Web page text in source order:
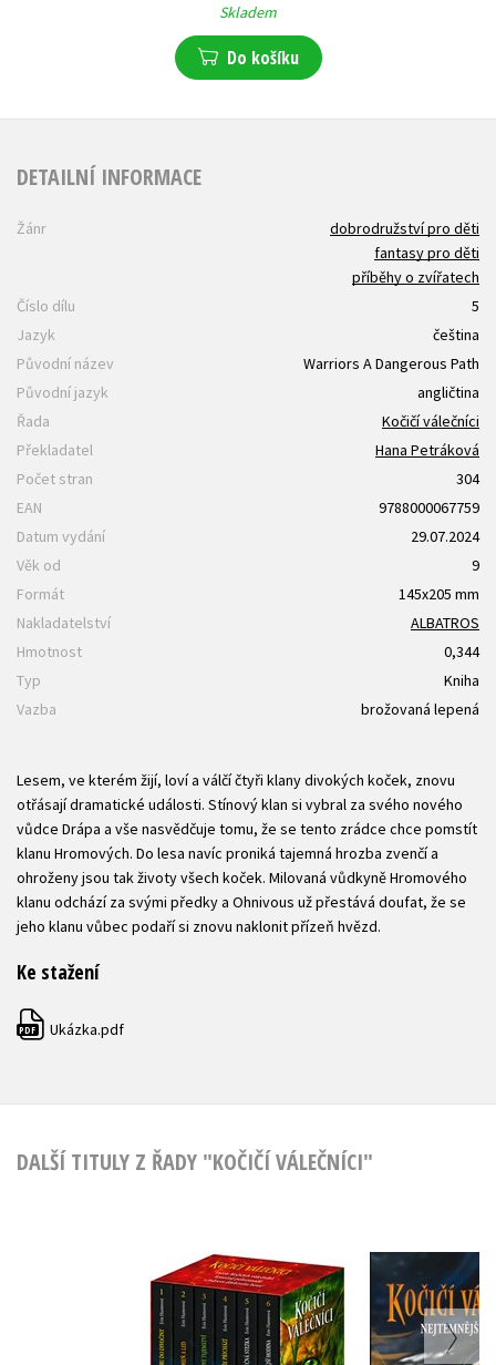
Skladem
Do košíku
DETAILNÍ INFORMACE
Žánr
dobrodružství pro děti
fantasy pro děti
příběhy o zvířatech
Číslo dílu
5
Jazyk
čeština
Původní název
Warriors A Dangerous Path
Původní jazyk
angličtina
Řada
Kočičí válečníci
Překladatel
Hana Petráková
Počet stran
304
EAN
9788000067759
Datum vydání
29.07.2024
Věk od
9
Formát
145x205 mm
Nakladatelství
ALBATROS
Hmotnost
0,344
Typ
Kniha
Vazba
brožovaná lepená
Lesem, ve kterém žijí, loví a válčí čtyři klany divokých koček, znovu
otřásají dramatické události. Stínový klan si vybral za svého nového
vůdce Drápa a vše nasvědčuje tomu, že se tento zrádce chce pomstít
klanu Hromových. Do lesa navíc proniká tajemná hrozba zvenčí a
ohroženy jsou tak životy všech koček. Milovaná vůdkyně Hromového
klanu odchází za svými předky a Ohnivous už přestává doufat, že se
jeho klanu vůbec podaří si znovu naklonit přízeň hvězd.
Ke stažení
PDF Ukázka.pdf
DALŠÍ TITULY Z ŘADY "KOČIČÍ VÁLEČNÍCI"
Kočičí válečníci: BOX
1-6
Erin Hunterová
Kočičí
Erin